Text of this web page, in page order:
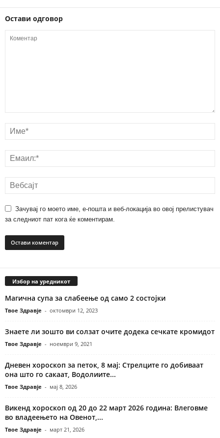
Остави одговор
Зачувај го моето име, е-пошта и веб-локација во овој прелистувач
за следниот пат кога ќе коментирам.
Избор на уредникот
Магична супа за слабеење од само 2 состојки
Твое Здравје - октомври 12, 2023
Знаете ли зошто ви солзат очите додека сечкате кромидот
Твое Здравје - ноември 9, 2021
Дневен хороскоп за петок, 8 мај: Стрелците го добиваат
она што го сакаат, Водолиите...
Твое Здравје - мај 8, 2026
Викенд хороскоп од 20 до 22 март 2026 година: Влеговме
во владеењето на Овенот,...
Твое Здравје - март 21, 2026